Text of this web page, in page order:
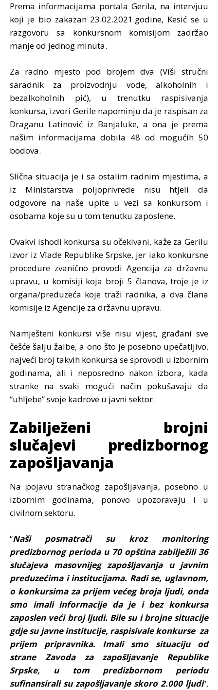
Prema informacijama portala Gerila, na intervjuu
koji je bio zakazan 23.02.2021.godine, Kesić se u
razgovoru sa konkursnom komisijom zadržao
manje od jednog minuta.
Za radno mjesto pod brojem dva (Viši stručni
saradnik za proizvodnju vode, alkoholnih i
bezalkoholnih pić), u trenutku raspisivanja
konkursa, izvori Gerile napominju da je raspisan za
Draganu Latinović iz Banjaluke, a ona je prema
našim informacijama dobila 48 od mogućih 50
bodova.
Slična situacija je i sa ostalim radnim mjestima, a
iz Ministarstva poljoprivrede nisu htjeli da
odgovore na naše upite u vezi sa konkursom i
osobama koje su u tom tenutku zaposlene.
Ovakvi ishodi konkursa su očekivani, kaže za Gerilu
izvor iz Vlade Republike Srpske, jer iako konkursne
procedure zvanično provodi Agencija za državnu
upravu, u komisiji koja broji 5 članova, troje je iz
organa/preduzeća koje traži radnika, a dva člana
komisije iz Agencije za državnu upravu.
Namješteni konkursi više nisu vijest, građani sve
češće šalju žalbe, a ono što je posebno upečatljivo,
najveći broj takvih konkursa se sprovodi u izbornim
godinama, ali i neposredno nakon izbora, kada
stranke na svaki mogući način pokušavaju da
“uhljebe” svoje kadrove u javni sektor.
Zabilježeni brojni
slučajevi predizbornog
zapošljavanja
Na pojavu stranačkog zapošljavanja, posebno u
izbornim godinama, ponovo upozoravaju i u
civilnom sektoru.
“Naši posmatrači su kroz monitoring
predizbornog perioda u 70 opština zabilježili 36
slučajeva masovnijeg zapošljavanja u javnim
preduzećima i institucijama. Radi se, uglavnom,
o konkursima za prijem većeg broja ljudi, onda
smo imali informacije da je i bez konkursa
zaposlen veći broj ljudi. Bile su i brojne situacije
gdje su javne institucije, raspisivale konkurse za
prijem pripravnika. Imali smo situaciju od
strane Zavoda za zapošljavanje Republike
Srpske, u tom predizbornom periodu
sufinansirali su zapošljavanje skoro 2.000 ljudi”,